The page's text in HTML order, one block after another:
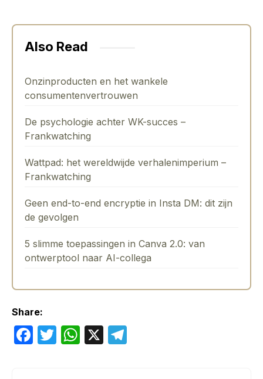
Also Read
Onzinproducten en het wankele
consumentenvertrouwen
De psychologie achter WK-succes –
Frankwatching
Wattpad: het wereldwijde verhalenimperium –
Frankwatching
Geen end-to-end encryptie in Insta DM: dit zijn
de gevolgen
5 slimme toepassingen in Canva 2.0: van
ontwerptool naar AI-collega
Share:
F
T
W X